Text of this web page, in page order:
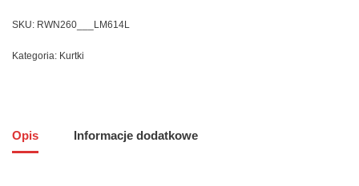
SKU: RWN260___LM614L
Kategoria: Kurtki
Opis Informacje dodatkowe